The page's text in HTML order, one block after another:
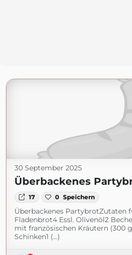
30 September 2025
Überbackenes
17 0 Speichern
Überbackenes PartybrotZutaten
Fladenbrot4 Essl. Olivenöl2
mit französischen Kräutern (300
Schinken1 (...)